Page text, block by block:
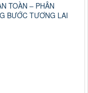
TOÀN – PHÂN
BƯỚC TƯƠNG LAI